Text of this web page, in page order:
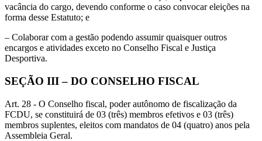
vacância do cargo, devendo conforme o caso convocar eleições na
forma desse Estatuto; e
– Colaborar com a gestão podendo assumir quaisquer outros
encargos e atividades exceto no Conselho Fiscal e Justiça
Desportiva.
SEÇÃO III – DO CONSELHO FISCAL
Art. 28 - O Conselho fiscal, poder autônomo de fiscalização da
FCDU, se constituirá de 03 (três) membros efetivos e 03 (três)
membros suplentes, eleitos com mandatos de 04 (quatro) anos pela
Assembleia Geral.